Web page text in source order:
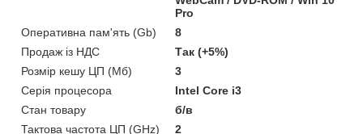
Pro
Оперативна пам'ять (Gb)
8
Продаж із НДС
Так (+5%)
Розмір кешу ЦП (Мб)
3
Серія процесора
Intel Core i3
Стан товару
б/в
Тактова частота ЦП (GHz)
2